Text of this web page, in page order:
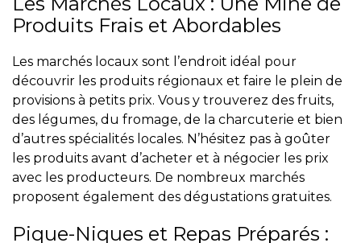
Produits Frais et Abordables
Les marchés locaux sont l’endroit idéal pour
découvrir les produits régionaux et faire le plein de
provisions à petits prix. Vous y trouverez des fruits,
des légumes, du fromage, de la charcuterie et bien
d’autres spécialités locales. N’hésitez pas à goûter
les produits avant d’acheter et à négocier les prix
avec les producteurs. De nombreux marchés
proposent également des dégustations gratuites.
Pique-Niques et Repas Préparés :